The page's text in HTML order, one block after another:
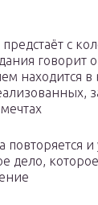
с
говорит
находится
и
дело,